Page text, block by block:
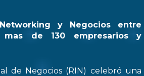
y Negocios entre
de 130 empresarios y
de Negocios (RIN) celebró una